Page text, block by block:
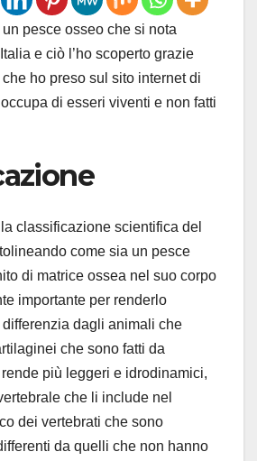
un pesce osseo che si nota
e ciò l’ho scoperto grazie
ho preso sul sito internet di
di esseri viventi e non fatti
classificazione scientifica del
come sia un pesce
di matrice ossea nel suo corpo
importante per renderlo
dagli animali che
che sono fatti da
più leggeri e idrodinamici,
che li include nel
dei vertebrati che sono
da quelli che non hanno